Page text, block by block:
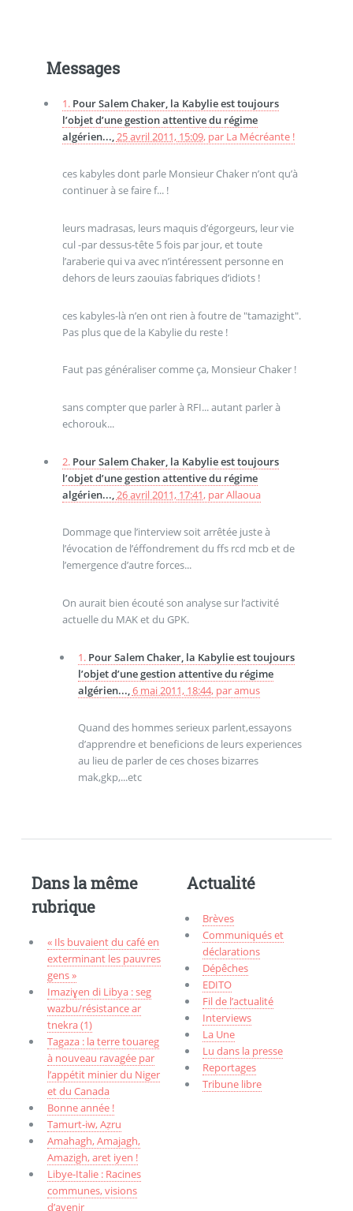
Messages
1. Pour Salem Chaker, la Kabylie est toujours
l’objet d’une gestion attentive du régime
algérien...,25 avril 2011, 15:09, par La Mécréante !
ces kabyles dont parle Monsieur Chaker n’ont qu’à
continuer à se faire f... !
leurs madrasas, leurs maquis d’égorgeurs, leur vie
cul -par dessus-tête 5 fois par jour, et toute
l’araberie qui va avec n’intéressent personne en
dehors de leurs zaouïas fabriques d’idiots !
ces kabyles-là n’en ont rien à foutre de "tamazight".
Pas plus que de la Kabylie du reste !
Faut pas généraliser comme ça, Monsieur Chaker !
sans compter que parler à RFI... autant parler à
echorouk...
2. Pour Salem Chaker, la Kabylie est toujours
l’objet d’une gestion attentive du régime
algérien..., 26 avril 2011, 17:41, parAllaoua
Dommage que l’interview soit arrêtée juste à
l’évocation de l’éffondrement du ffs rcd mcb et de
l’emergence d’autre forces...
On aurait bien écouté son analyse sur l’activité
actuelle du MAK et du GPK.
1. Pour Salem Chaker, la Kabylie est toujours
l’objet d’une gestion attentive du régime
algérien..., 6 mai 2011, 18:44, paramus
Quand des hommes serieux parlent,essayons
d’apprendre et beneficions de leurs experiences
au lieu de parler de ces choses bizarres
mak,gkp,...etc
Dans la même
rubrique
« Ils buvaient du café en
exterminant les pauvres
gens »
Imaziɣen di Libya : seg
wazbu/résistance ar
tnekra (1)
Tagaza : la terre touareg
à nouveau ravagée par
l’appétit minier du Niger
et du Canada
Bonne année !
Tamurt-iw, Aẓru
Amahagh, Amajagh,
Amazigh, aret iyen !
Libye-Italie : Racines
communes, visions
d’avenir
Actualité
Brèves
Communiqués et
déclarations
Dépêches
EDITO
Fil de l’actualité
Interviews
La Une
Lu dans la presse
Reportages
Tribune libre